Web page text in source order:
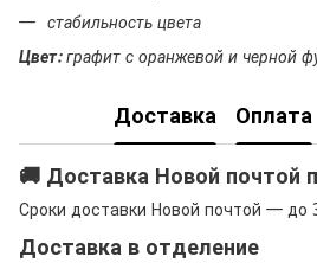
стабильность цвета
Цвет:графит с оранжевой и черной
Доставка Оплата
🚚 Доставка Новой почтой
Сроки доставки Новой почтой — до
Доставка в отделение